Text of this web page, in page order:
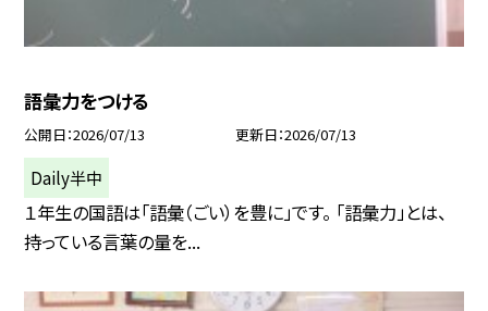
語彙力をつける
公開日 2026/07/13 更新日 2026/07/13
Daily半中
１年生の国語は「語彙（ごい）を豊に」です。 「語彙力」とは、
持っている言葉の量を...